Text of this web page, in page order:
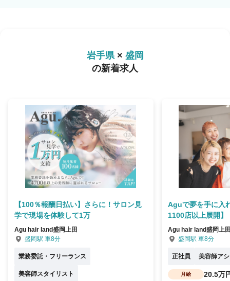
岩手県× 盛岡
の新着求人
【100％報酬日払い】さらに！サロン見
学で現場を体験して1万
Agu hair land盛岡上田
盛岡駅 車8分
業務委託・フリーランス
美容師スタイリスト
Aguで夢を手に入
1100店以上展開】
Agu hair land盛岡上
盛岡駅 車8分
正社員 美容師ア
月給 20.5万